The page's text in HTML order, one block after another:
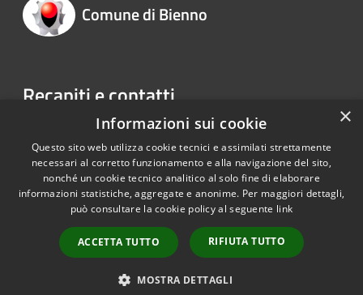
Comune di Bienno
Recapiti e contatti
Piazza Liberazione 1 25040 Bienno BS
Telefono:0364 40001
RSS
Accessibilità
Copyright © 2026 • Comune di
Municipium•
Accesso
redazione
×
Informazioni sui cookie
Questo sito web utilizza cookie tecnici e assimilati strettamente
necessari al corretto funzionamento e alla navigazione del sito,
nonché un cookie tecnico analitico al solo fine di elaborare
informazioni statistiche, aggregate e anonime. Per maggiori dettagli,
può consultare la cookie policy al seguente link
ACCETTA TUTTO RIFIUTA TUTTO
MOSTRA DETTAGLI